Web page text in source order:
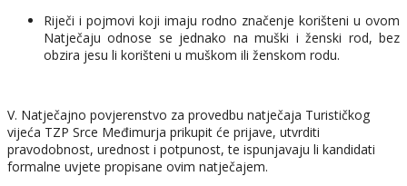
Riječi i pojmovi koji imaju rodno značenje korišteni u ovom
Natječaju odnose se jednako na muški i ženski rod, bez
obzira jesu li korišteni u muškom ili ženskom rodu.
V. Natječajno povjerenstvo za provedbu natječaja Turističkog
vijeća TZP Srce Međimurja prikupit će prijave, utvrditi
pravodobnost, urednost i potpunost, te ispunjavaju li kandidati
formalne uvjete propisane ovim natječajem.